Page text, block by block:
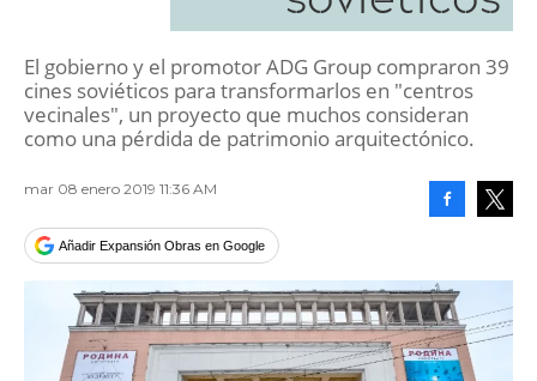
El gobierno y el promotor ADG Group compraron 39
cines soviéticos para transformarlos en "centros
vecinales", un proyecto que muchos consideran
como una pérdida de patrimonio arquitectónico.
mar 08 enero 2019 11:36 AM
Añadir Expansión Obras en Google